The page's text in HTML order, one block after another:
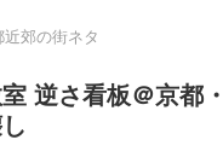
近郊の街ネタ
逆さ看板＠京都